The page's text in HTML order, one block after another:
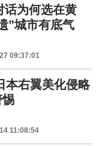
话为何选在黄
”城市有底气
09:37:01
本右翼美化侵略
11:08:54